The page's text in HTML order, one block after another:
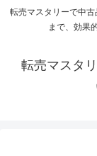
転売マスタリーで中
まで、効果
転売マスタ